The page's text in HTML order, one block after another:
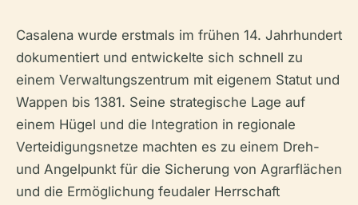
Casalena wurde erstmals im frühen 14. Jahrhundert
dokumentiert und entwickelte sich schnell zu
einem Verwaltungszentrum mit eigenem Statut und
Wappen bis 1381. Seine strategische Lage auf
einem Hügel und die Integration in regionale
Verteidigungsnetze machten es zu einem Dreh-
und Angelpunkt für die Sicherung von Agrarflächen
und die Ermöglichung feudaler Herrschaft